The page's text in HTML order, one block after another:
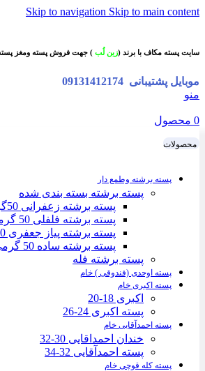
Skip to navigation Skip to main content
سایت پسته مکاف با برند (زین لُب ) جهت فروش پسته ومغز
موبایل پشتیبانی
منو
0 محصول
محصولات
پسته برشته وطمع دار
پسته برشته بسته بندی شده
پسته برشته زعفرانی 50گرمی
پسته برشته فلفلی 50 گرمی
پسته برشته پیاز جعفری 50گرمی
پسته برشته ساده 50 گرمی
پسته برشته فله
پسته اوحدی (فندوقی ) خام
پسته اکبری خام
اکبری 18-20
پسته اکبری 24-26
پسته احمدآقایی خام
خندان احمداقایی 30-32
پسته احمدآقایی 32-34
پسته کله قوچی خام